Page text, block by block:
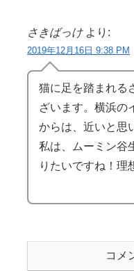
さきばっけ より:
2019年12月16日 9:38 PM
猫に足を踏まれる
ざいます。横浜の
からは、近いと思
私は、ムーミン谷
りたいですね！理
コメ